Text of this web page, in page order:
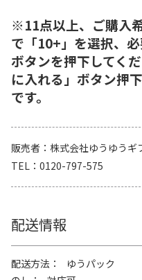
※11点以上、ご購入
で「10+」を選択、
ボタンを押下してく
に入れる」ボタン押
です。
販売者
株式会社ゆうゆうギ
TEL
0120-797-575
配送情報
配送方法
ゆうパック